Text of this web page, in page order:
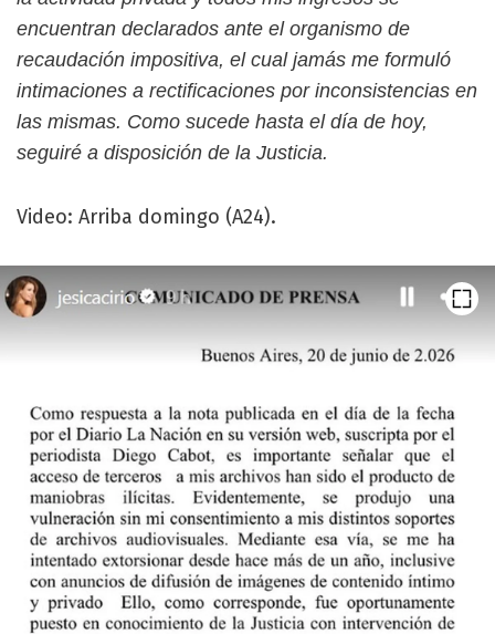
encuentran declarados ante el organismo de
recaudación impositiva, el cual jamás me formuló
intimaciones a rectificaciones por inconsistencias en
las mismas. Como sucede hasta el día de hoy,
seguiré a disposición de la Justicia.
Video: Arriba domingo (A24).